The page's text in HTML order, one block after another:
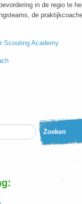
in de regio te
de
Scouting Academy
Zoeken